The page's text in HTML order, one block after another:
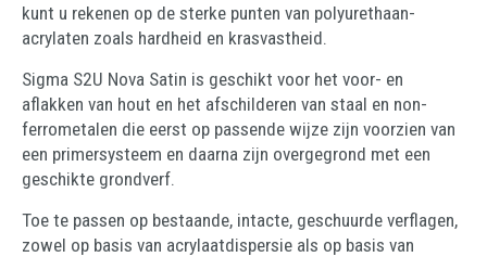
kunt u rekenen op de sterke punten van polyurethaan-
acrylaten zoals hardheid en krasvastheid.
Sigma S2U Nova Satin is geschikt voor het voor- en
aflakken van hout en het afschilderen van staal en non-
ferrometalen die eerst op passende wijze zijn voorzien van
een primersysteem en daarna zijn overgegrond met een
geschikte grondverf.
Toe te passen op bestaande, intacte, geschuurde verflagen,
zowel op basis van acrylaatdispersie als op basis van